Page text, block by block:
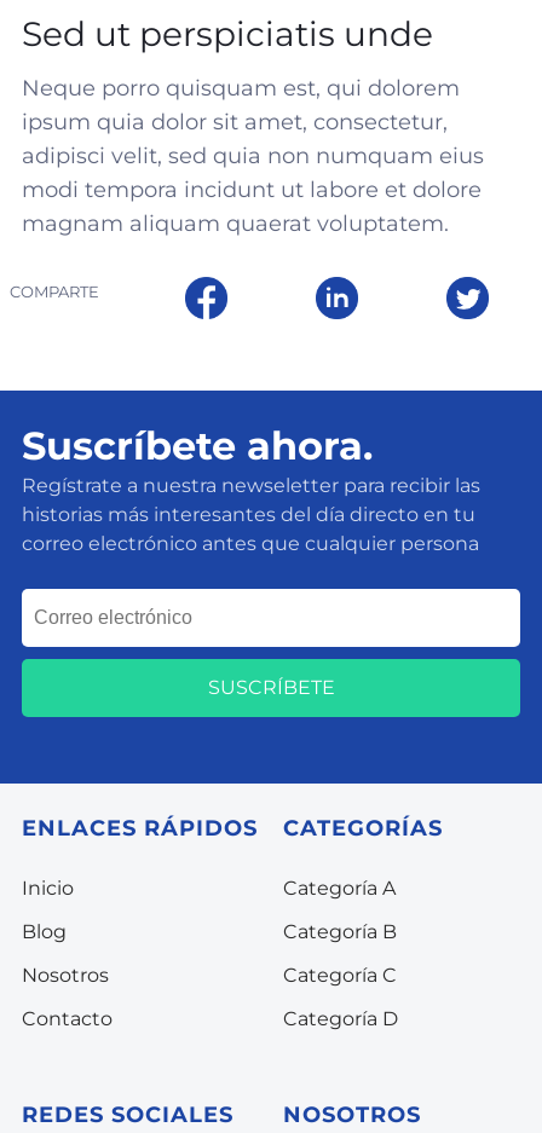
Sed ut perspiciatis unde
Neque porro quisquam est, qui dolorem
ipsum quia dolor sit amet, consectetur,
adipisci velit, sed quia non numquam eius
modi tempora incidunt ut labore et dolore
magnam aliquam quaerat voluptatem.
COMPARTE
Suscríbete ahora.
Regístrate a nuestra newseletter para recibir las
historias más interesantes del día directo en tu
correo electrónico antes que cualquier persona
SUSCRÍBETE
ENLACES RÁPIDOS
Inicio
Blog
Nosotros
Contacto
CATEGORÍAS
Categoría A
Categoría B
Categoría C
Categoría D
REDES SOCIALES NOSOTROS